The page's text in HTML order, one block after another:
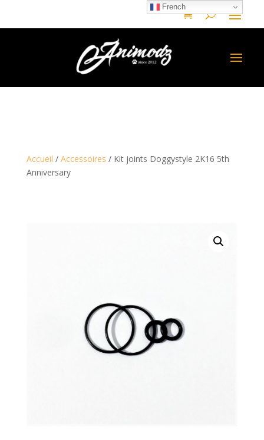
Accueil / Accessoires / Kit joints Doggystyle 2K16 5th
Anniversary
French